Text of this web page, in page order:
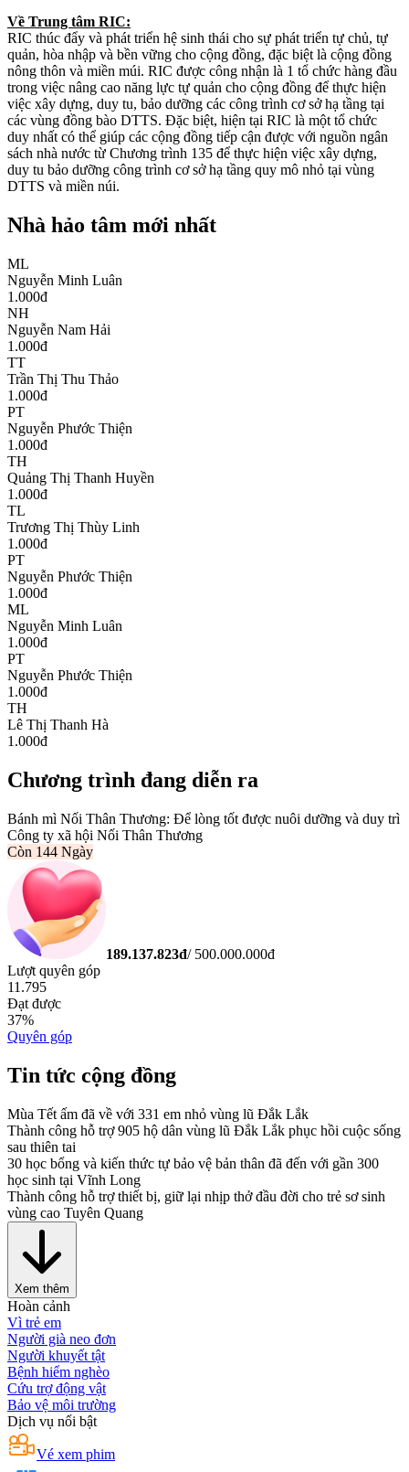
Về Trung tâm RIC:
RIC thúc đẩy và phát triển hệ sinh thái cho sự phát triển tự chủ, tự
quản, hòa nhập và bền vững cho cộng đồng, đặc biệt là cộng đồng
nông thôn và miền múi. RIC được công nhận là 1 tổ chức hàng đầu
trong việc nâng cao năng lực tự quản cho cộng đồng để thực hiện
việc xây dựng, duy tu, bảo dưỡng các công trình cơ sở hạ tầng tại
các vùng đồng bào DTTS. Đặc biệt, hiện tại RIC là một tổ chức
duy nhất có thể giúp các cộng đồng tiếp cận được với nguồn ngân
sách nhà nước từ Chương trình 135 để thực hiện việc xây dựng,
duy tu bảo dưỡng công trình cơ sở hạ tầng quy mô nhỏ tại vùng
DTTS và miền núi.
Nhà hảo tâm mới nhất
ML
Nguyễn Minh Luân
1.000đ
NH
Nguyễn Nam Hải
1.000đ
TT
Trần Thị Thu Thảo
1.000đ
PT
Nguyễn Phước Thiện
1.000đ
TH
Quảng Thị Thanh Huyền
1.000đ
TL
Trương Thị Thùy Linh
1.000đ
PT
Nguyễn Phước Thiện
1.000đ
ML
Nguyễn Minh Luân
1.000đ
PT
Nguyễn Phước Thiện
1.000đ
TH
Lê Thị Thanh Hà
1.000đ
Chương trình đang diễn ra
Bánh mì Nối Thân Thương: Để lòng tốt được nuôi dưỡng và duy trì
Công ty xã hội Nối Thân Thương
Còn 144 Ngày
189.137.823đ/ 500.000.000đ
Lượt quyên góp
11.795
Đạt được
37%
Quyên góp
Tin tức cộng đồng
Mùa Tết ấm đã về với 331 em nhỏ vùng lũ Đắk Lắk
Thành công hỗ trợ 905 hộ dân vùng lũ Đắk Lắk phục hồi cuộc sống
sau thiên tai
30 học bổng và kiến thức tự bảo vệ bản thân đã đến với gần 300
học sinh tại Vĩnh Long
Thành công hỗ trợ thiết bị, giữ lại nhịp thở đầu đời cho trẻ sơ sinh
vùng cao Tuyên Quang
Xem thêm
Hoàn cảnh
Vì trẻ em
Người già neo đơn
Người khuyết tật
Bệnh hiểm nghèo
Cứu trợ động vật
Bảo vệ môi trường
Dịch vụ nổi bật
Vé xem phim